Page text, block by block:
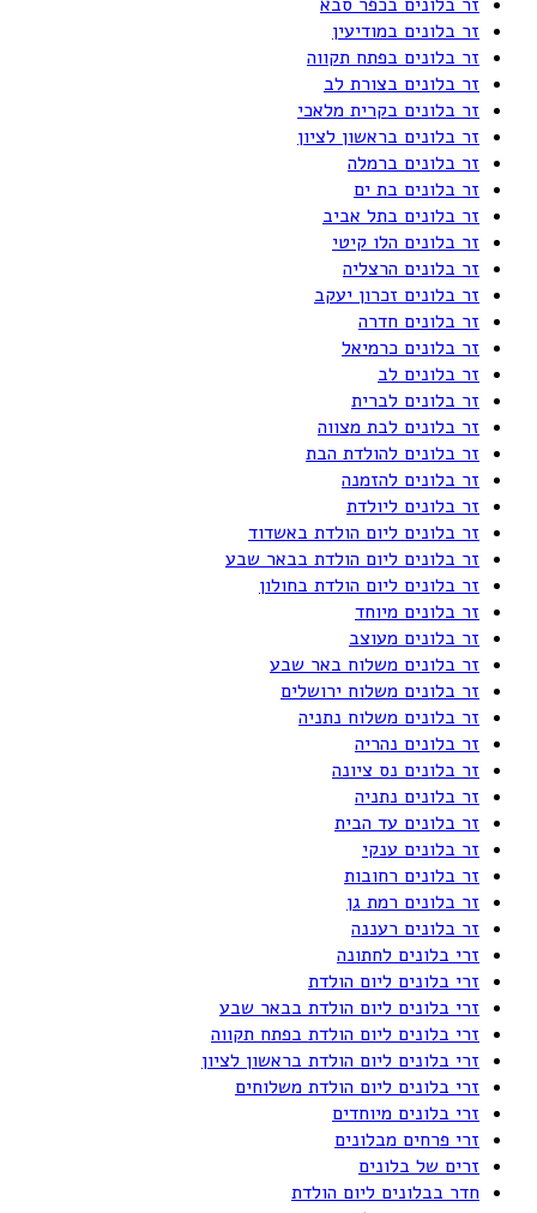
זר בלונים במודיעין
זר בלונים בפתח תקווה
זר בלונים בצורת לב
זר בלונים בקרית מלאכי
זר בלונים בראשון לציון
זר בלונים ברמלה
זר בלונים בת ים
זר בלונים בתל אביב
זר בלונים הלו קיטי
זר בלונים הרצליה
זר בלונים זכרון יעקב
זר בלונים חדרה
זר בלונים כרמיאל
זר בלונים לב
זר בלונים לברית
זר בלונים לבת מצווה
זר בלונים להולדת הבת
זר בלונים להזמנה
זר בלונים ליולדת
זר בלונים ליום הולדת באשדוד
זר בלונים ליום הולדת בבאר שבע
זר בלונים ליום הולדת בחולון
זר בלונים מיוחד
זר בלונים מעוצב
זר בלונים משלוח באר שבע
זר בלונים משלוח ירושלים
זר בלונים משלוח נתניה
זר בלונים נהריה
זר בלונים נס ציונה
זר בלונים נתניה
זר בלונים עד הבית
זר בלונים ענקי
זר בלונים רחובות
זר בלונים רמת גן
זר בלונים רעננה
זרי בלונים לחתונה
זרי בלונים ליום הולדת
זרי בלונים ליום הולדת בבאר שבע
זרי בלונים ליום הולדת בפתח תקווה
זרי בלונים ליום הולדת בראשון לציון
זרי בלונים ליום הולדת משלוחים
זרי בלונים מיוחדים
זרי פרחים מבלונים
זרים של בלונים
חדר בבלונים ליום הולדת